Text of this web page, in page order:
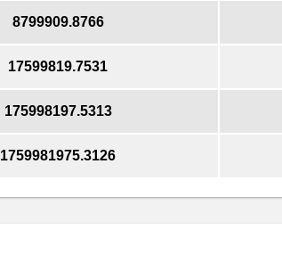
8799909.8766
17599819.7531
175998197.5313
1759981975.3126